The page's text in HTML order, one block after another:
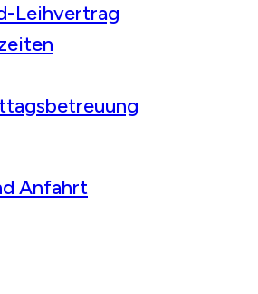
Leihvertrag
Anfahrt